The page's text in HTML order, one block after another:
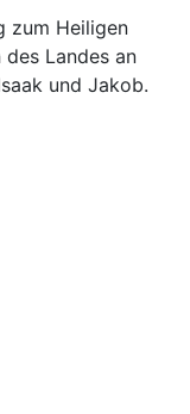
zum Heiligen
Landes an
und Jakob.